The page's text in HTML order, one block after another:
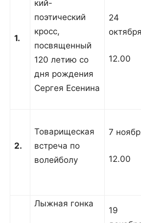
1.
кий-
поэтический
кросс,
посвященный
120 летию со
дня рождения
Сергея Есенина
24
октября
12.00
2.
Товарищеская
встреча по
волейболу
7
12.00
Лыжная гонка
19